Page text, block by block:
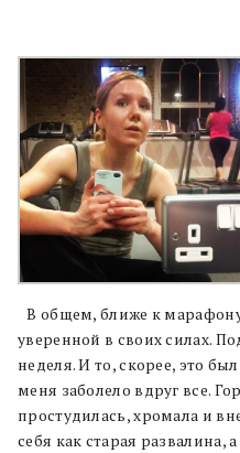
В общем, ближе к марафону
уверенной в своих силах.
неделя. И то, скорее, это
меня заболело вдруг все.
простудилась, хромала и
себя как старая